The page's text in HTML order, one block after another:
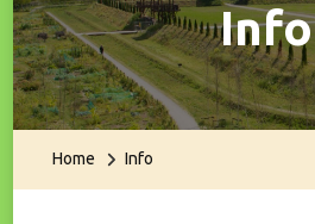
Info
Home Info